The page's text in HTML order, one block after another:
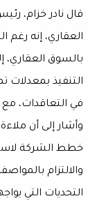
قال نادر خزام،
العقاري، إنه رغم
بالسوق
التنفيذ بمعدلات
في التعاقدات،
وأشار إلى أن
خطط الشركة
والالتزام
التحديات التي